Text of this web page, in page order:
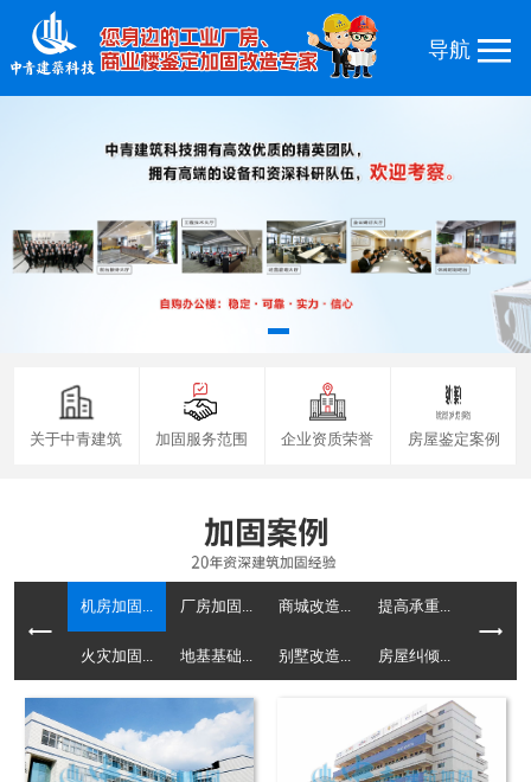
关于中青建筑 加固服务范围 企业资质荣誉 房屋鉴定案例
机房加固... 厂房加固... 商城改造... 提高承重...
火灾加固... 地基基础... 别墅改造... 房屋纠倾...